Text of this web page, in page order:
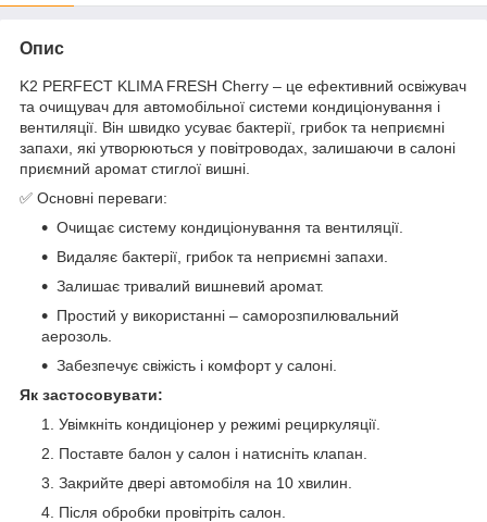
Опис
K2 PERFECT KLIMA FRESH Cherry – це ефективний освіжувач
та очищувач для автомобільної системи кондиціонування і
вентиляції. Він швидко усуває бактерії, грибок та неприємні
запахи, які утворюються у повітроводах, залишаючи в салоні
приємний аромат стиглої вишні.
✅ Основні переваги:
Очищає систему кондиціонування та вентиляції.
Видаляє бактерії, грибок та неприємні запахи.
Залишає тривалий вишневий аромат.
Простий у використанні – саморозпилювальний
аерозоль.
Забезпечує свіжість і комфорт у салоні.
Як застосовувати:
Увімкніть кондиціонер у режимі рециркуляції.
Поставте балон у салон і натисніть клапан.
Закрийте двері автомобіля на 10 хвилин.
Після обробки провітріть салон.